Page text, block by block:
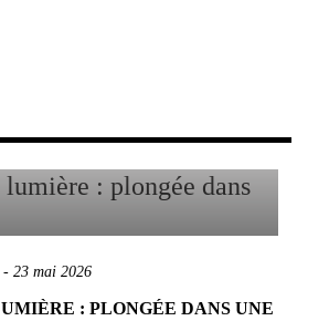
- 23 mai 2026
: PLONGÉE DANS UNE